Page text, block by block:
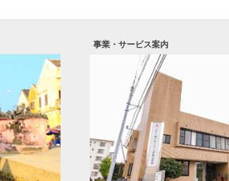
事業・サービス案内